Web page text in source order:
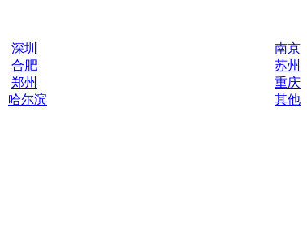
深圳
南京
合肥
苏州
郑州
重庆
哈尔滨
其他